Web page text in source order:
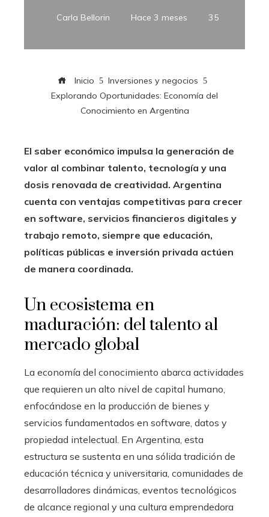
Carla Bellorin Hace 3 meses 35
Inicio
Inversiones y negocios
Explorando Oportunidades: Economía del
Conocimiento en Argentina
El saber económico impulsa la generación de
valor al combinar talento, tecnología y una
dosis renovada de creatividad. Argentina
cuenta con ventajas competitivas para crecer
en software, servicios financieros digitales y
trabajo remoto, siempre que educación,
políticas públicas e inversión privada actúen
de manera coordinada.
Un ecosistema en
maduración: del talento al
mercado global
La economía del conocimiento abarca actividades
que requieren un alto nivel de capital humano,
enfocándose en la producción de bienes y
servicios fundamentados en software, datos y
propiedad intelectual. En Argentina, esta
estructura se sustenta en una sólida tradición de
educación técnica y universitaria, comunidades de
desarrolladores dinámicas, eventos tecnológicos
de alcance regional y una cultura emprendedora